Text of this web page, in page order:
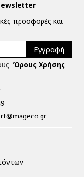
προσφορές και
Εγγραφή
Όρους Χρήσης